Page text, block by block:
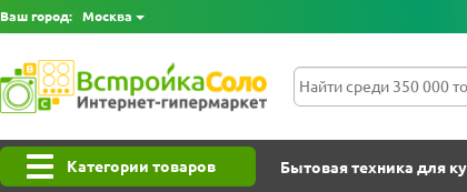
Ваш город: Москва
Категории товаров Бытовая техника для